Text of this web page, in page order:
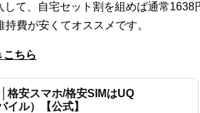
て、自宅セット割を組めば通常1638
費が安くてオススメです。
こちら
格安スマホ/格安SIMはUQ
イル）【公式】